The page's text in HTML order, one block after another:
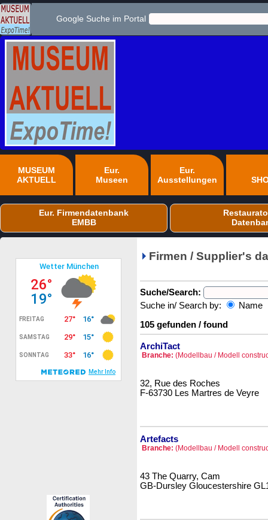
Google Suche im Portal
MUSEUM
AKTUELL
Eur.
Museen
Eur.
Ausstellungen
Eur. Firmendatenbank
EMBB
Firmen / Supplier's
Suche/Search:
Suche in/ Search by:
Name
105 gefunden / found
ArchiTact
Branche: (Modellbau / Modell
32, Rue des Roches
F-63730 Les Martres de Veyre
Artefacts
Branche: (Modellbau / Modell
43 The Quarry, Cam
GB-Dursley Gloucestershire